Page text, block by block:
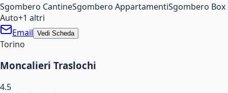
Sgombero CantineSgombero AppartamentiSgombero Box
Auto+1 altri
Email Vedi Scheda
Torino
Moncalieri Traslochi
4.5